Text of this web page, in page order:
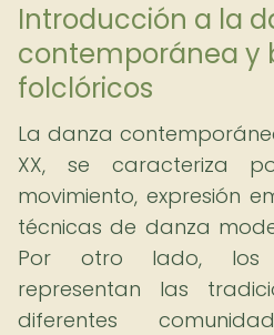
Introducción a la
contemporánea y
folclóricos
La danza
XX, se caracteriza
movimiento, expresión
técnicas de danza
Por otro lado, los
representan las
diferentes